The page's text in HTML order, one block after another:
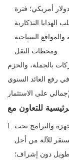
548.73 دولار أمريكي؛ الربح الشهري: 16,462 دولار أمريكي؛ فترة
على علب الهدايا التذكارية
والمواقع السياحية
ومحطات النقل.
بالجملة، والحزم
رفع العائد السنوي
والبرامج تحت
للآلة من أجل
دون إشراف؛